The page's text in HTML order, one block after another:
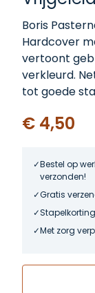
Boris
Hardcover
vertoont
verkleurd.
tot goede
€ 4,50
Bestel op
verzonden!
Gratis
Met zorg